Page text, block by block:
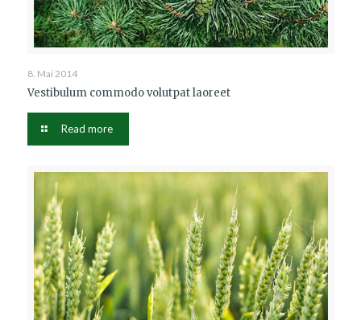
8. Mai 2014
Vestibulum commodo volutpat laoreet
Read more